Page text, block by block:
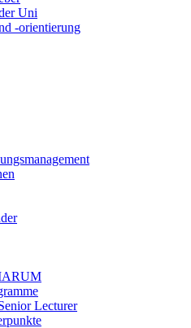
Uni
-orientierung
Lecturer